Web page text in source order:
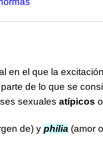
en el que la
de lo que se
sexuales atípicos o
de) yphilia (amor